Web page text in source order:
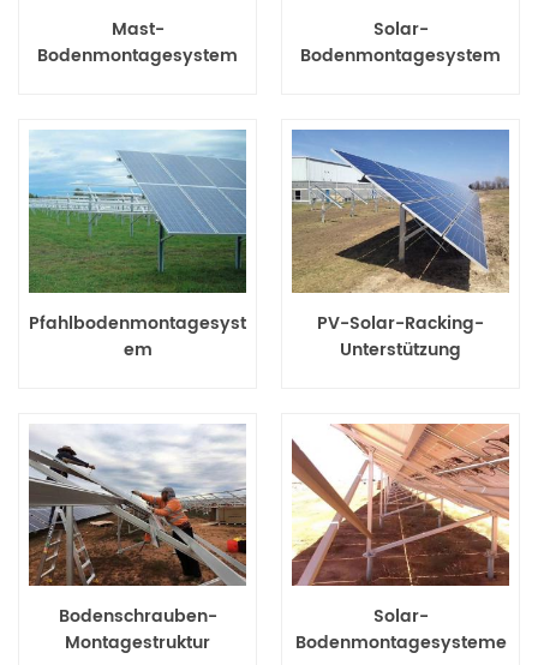
Mast-
Bodenmontagesystem
Solar-
Bodenmontagesystem
Pfahlbodenmontagesyst
em
PV-Solar-Racking-
Unterstützung
Bodenschrauben-
Montagestruktur
Solar-
Bodenmontagesysteme